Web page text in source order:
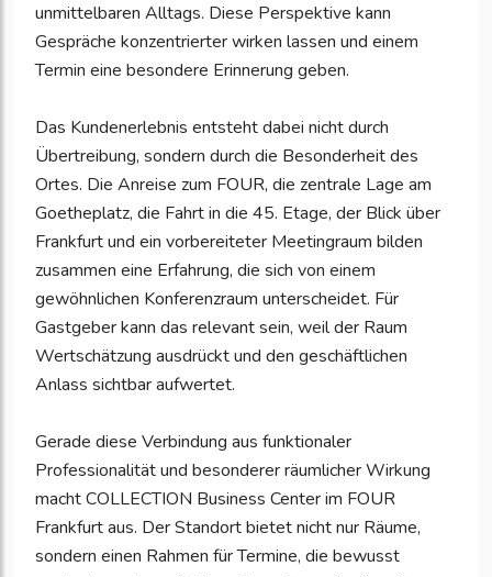
unmittelbaren Alltags. Diese Perspektive kann
Gespräche konzentrierter wirken lassen und einem
Termin eine besondere Erinnerung geben.
Das Kundenerlebnis entsteht dabei nicht durch
Übertreibung, sondern durch die Besonderheit des
Ortes. Die Anreise zum FOUR, die zentrale Lage am
Goetheplatz, die Fahrt in die 45. Etage, der Blick über
Frankfurt und ein vorbereiteter Meetingraum bilden
zusammen eine Erfahrung, die sich von einem
gewöhnlichen Konferenzraum unterscheidet. Für
Gastgeber kann das relevant sein, weil der Raum
Wertschätzung ausdrückt und den geschäftlichen
Anlass sichtbar aufwertet.
Gerade diese Verbindung aus funktionaler
Professionalität und besonderer räumlicher Wirkung
macht COLLECTION Business Center im FOUR
Frankfurt aus. Der Standort bietet nicht nur Räume,
sondern einen Rahmen für Termine, die bewusst